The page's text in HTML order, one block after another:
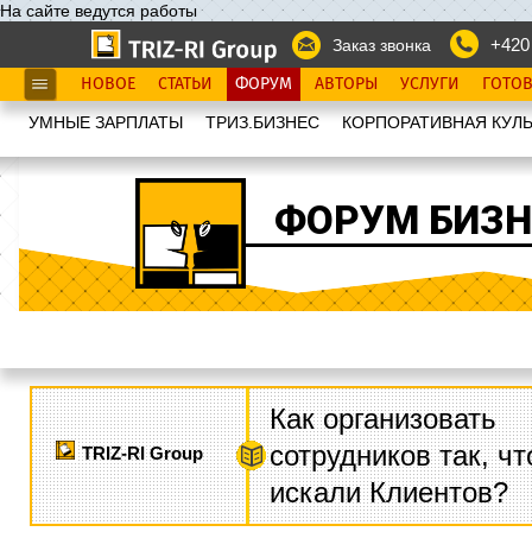
На сайте ведутся работы
Заказ звонка
НОВОЕ СТАТЬИ ФОРУМ АВТОРЫ УСЛУГИ
УМНЫЕ ЗАРПЛАТЫ ТРИЗ.БИЗНЕС КОРПОРАТИВНАЯ
ФОРУМ
TRIZ-RI Group
Как организовать
сотрудников так,
искали Клиентов?